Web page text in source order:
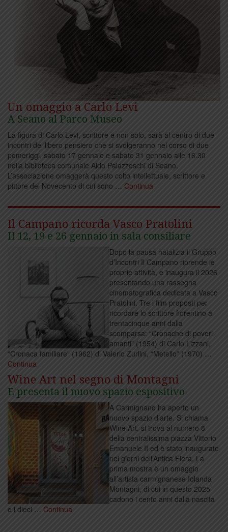
Un omaggio a Carlo Levi
A Seano al Parco Museo
La figura di Carlo Levi, scrittore e non solo, sarà al centro di due
incontri del libero pensiero che si svolgeranno nel corso di due
pomeriggi, sabato 17 gennaio e sabato 31 gennaio alle 16.30
nella biblioteca comunale Aldo Palazzeschi di Seano.
L’associazione omaggerà questo colto intellettuale, scrittore e
pittore del Novecento di cui sono … Continua
Il Campano ricorda Vasco Pratolini
Il 12, 19 e 26 gennaio in sala consiliare
Dopo la pausa natalizia il Gruppo
d’Incontri Il Campano riprende le
proprie attività, e inaugura il 2026
presentando una rassegna
cinematografica dedicata a Vasco
Pratolini. Tre i film proposti per
ricordare lo scrittore fiorentino a
trentacinque anni dalla
scomparsa: “Cronache di poveri
amanti” (1954) di Carlo Lizzani,
“Cronaca familiare” (1962) di Valerio Zurlini, “Metello” (1970) …
Continua
Wine Art nel segno di Montagni
E presenta il nuovo spazio espositivo
A Carmignano ha aperto un
nuovo spazio d’arte. Si chiama
Wine Art, si trova al numero 8
della centralissima piazza Vittorio
Emanuele II ed è stato inaugurato
nei giorni dell’Antica Fiera. La
prima mostra è un omaggio
all’artista carmignanese Iolanda
Montagni, di cui in questo 2025
cadono i cento anni dalla nascita
e i dieci … Continua